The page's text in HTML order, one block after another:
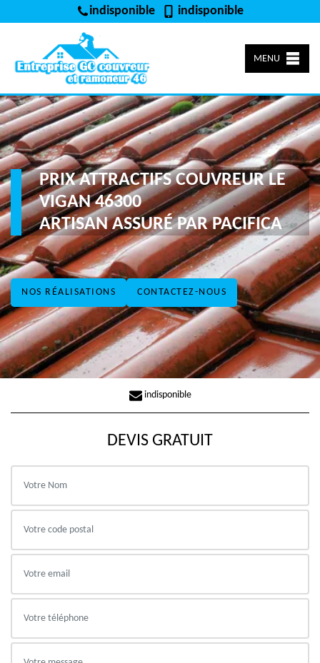
indisponible indisponible
MENU
NOS RÉALISATIONS CONTACTEZ-NOUS
PRIX ATTRACTIFS COUVREUR LE
VIGAN 46300
ARTISAN ASSURÉ PAR PACIFICA
indisponible
DEVIS GRATUIT